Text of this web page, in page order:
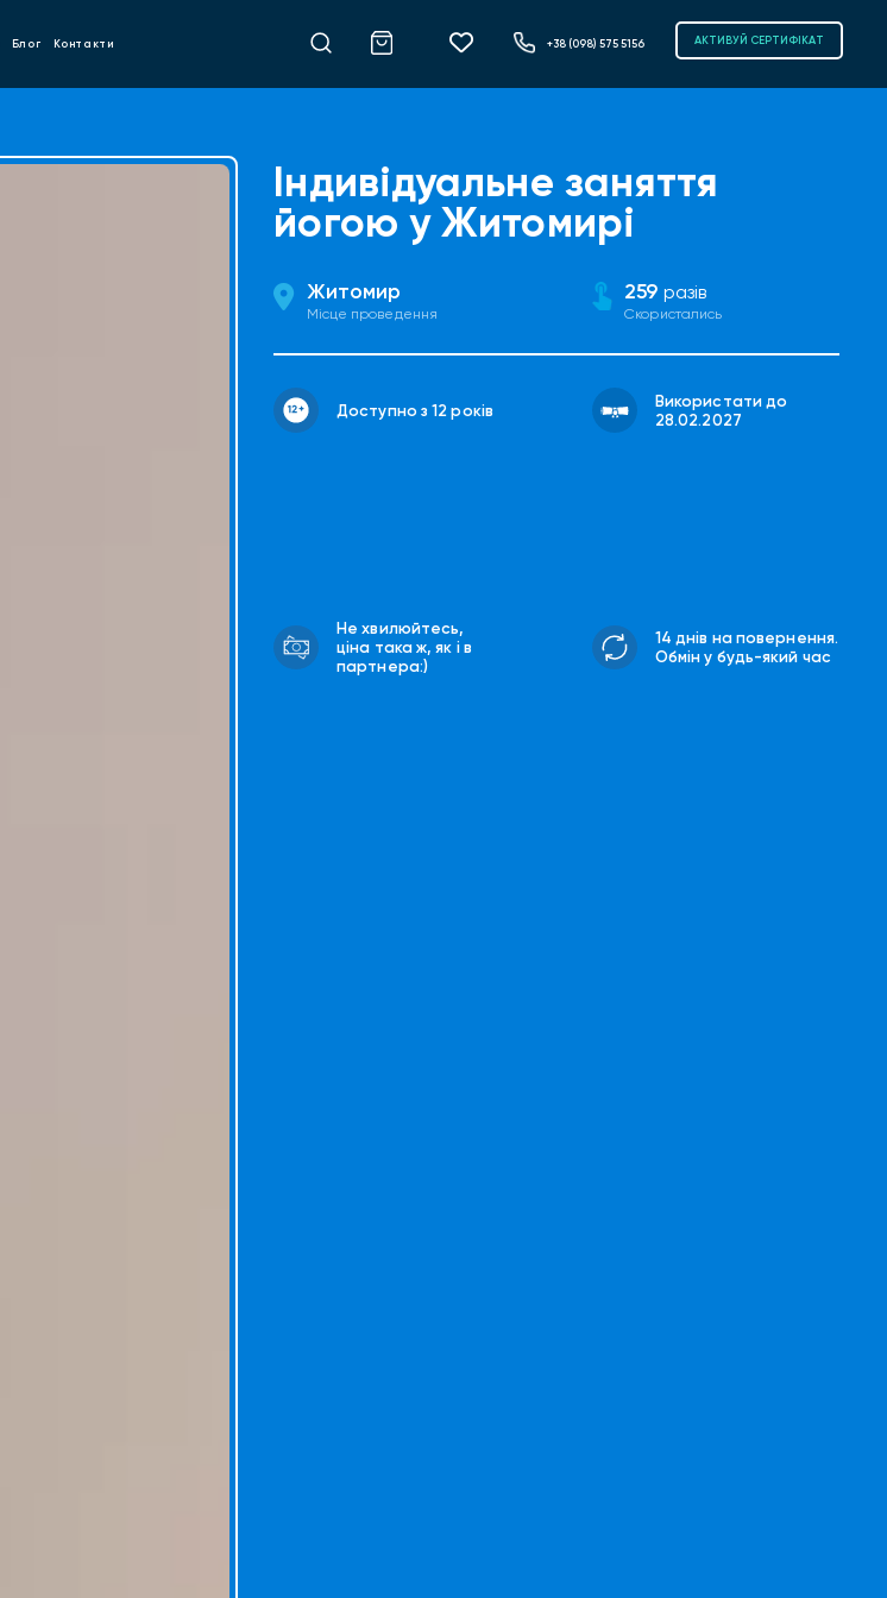
Блог Контакти +38 (098) 575 5156 АКТИВУЙ СЕРТИФІКАТ
Індивідуальне заняття
йогою у Житомирі
Житомир
Місце проведення
259 разів
Скористались
Доступно з 12 років
Використати до
28.02.2027
Не хвилюйтесь,
ціна така ж, як і в
партнера:)
14 днів на повернення.
Обмін у будь-який час